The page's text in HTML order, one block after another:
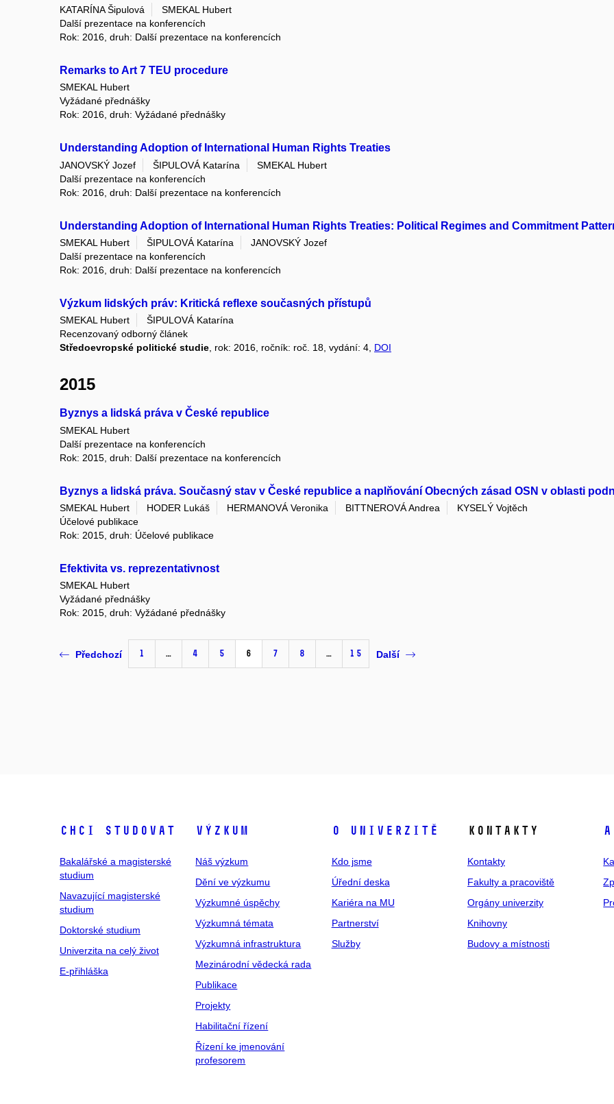
KATARÍNA Šipulová
SMEKAL Hubert
Další prezentace na konferencích
Rok: 2016, druh: Další prezentace na konferencích
Remarks to Art 7 TEU procedure
SMEKAL Hubert
Vyžádané přednášky
Rok: 2016, druh: Vyžádané přednášky
Understanding Adoption of International Human Rights Treaties
JANOVSKÝ Jozef ŠIPULOVÁ Katarína
SMEKAL Hubert
Další prezentace na konferencích
Rok: 2016, druh: Další prezentace na konferencích
Understanding Adoption of International Human Rights Treaties: Political Regimes and Commitment
SMEKAL Hubert ŠIPULOVÁ Katarína
JANOVSKÝ Jozef
Další prezentace na konferencích
Rok: 2016, druh: Další prezentace na konferencích
Výzkum lidských práv: Kritická reflexe současných přístupů
SMEKAL Hubert
ŠIPULOVÁ Katarína
Recenzovaný odborný článek
Středoevropské politické studie , rok: 2016, ročník: roč. 18, vydání: 4, DOI
2015
Byznys a lidská práva v České republice
SMEKAL Hubert
Další prezentace na konferencích
Rok: 2015, druh: Další prezentace na konferencích
Byznys a lidská práva. Současný stav v České republice a naplňování Obecných zásad OSN v oblasti
SMEKAL Hubert HODER Lukáš HERMANOVÁ Veronika BITTNEROVÁ Andrea
KYSELÝ Vojtěch
Účelové publikace
Rok: 2015, druh: Účelové publikace
Efektivita vs. reprezentativnost
SMEKAL Hubert
Vyžádané přednášky
Rok: 2015, druh: Vyžádané přednášky
Předchozí 1 … 4 5 6 7 8 … 15 Další
Chci studovat
Bakalářské a magisterské
studium
Navazující magisterské
studium
Doktorské studium
Univerzita na celý život
E-přihláška
Výzkum
Náš výzkum
Dění ve výzkumu
Výzkumné úspěchy
Výzkumná témata
Výzkumná infrastruktura
Mezinárodní vědecká rada
Publikace
Projekty
Habilitační řízení
Řízení ke jmenování
profesorem
O univerzitě
Kdo jsme
Úřední deska
Kariéra na MU
Partnerství
Služby
Kontakty
Kontakty
Fakulty a pracoviště
Orgány univerzity
Knihovny
Budovy a místnosti